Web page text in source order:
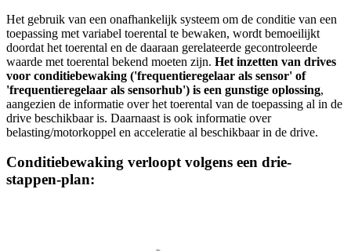
Het gebruik van een onafhankelijk systeem om de conditie van een
toepassing met variabel toerental te bewaken, wordt bemoeilijkt
doordat het toerental en de daaraan gerelateerde gecontroleerde
waarde met toerental bekend moeten zijn. Het inzetten van drives
voor conditiebewaking ('frequentieregelaar als sensor' of
'frequentieregelaar als sensorhub') is een gunstige oplossing,
aangezien de informatie over het toerental van de toepassing al in de
drive beschikbaar is. Daarnaast is ook informatie over
belasting/motorkoppel en acceleratie al beschikbaar in de drive.
Conditiebewaking verloopt volgens een drie-
stappen-plan: